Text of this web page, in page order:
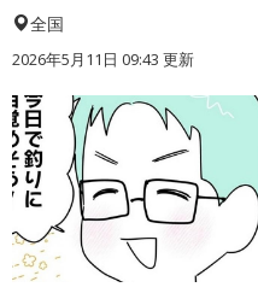
全国
2026年5月11日 09:43 更新